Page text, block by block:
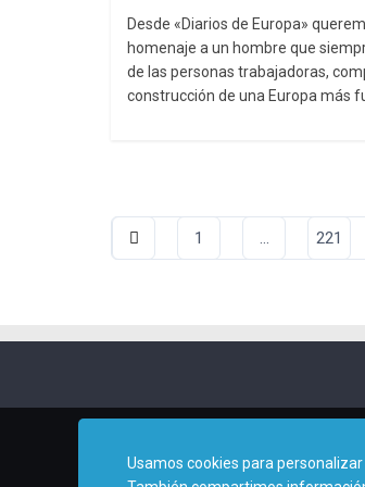
Desde «Diarios de Europa»
homenaje a un hombre que
de las personas trabajadoras,
construcción de una Europa más
1 … 221
Usamos cookies para